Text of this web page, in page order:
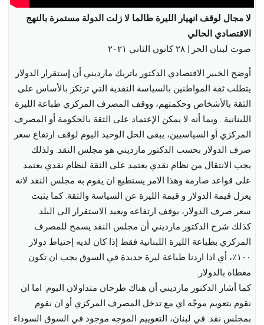
لا مجال لوقف انهيار الليرة طالما لا زلت الدولة مستمرة بالنهج
الاقتصادي الحالي
صوت لبنان الحر | ٢٨ كانون الثاني ٢٠٢١
أوضح الخبير الاقتصادي الدكتور باتريك مارديني أن إستقرار الدولار
يتطلب ثقة المواطنين بالسياسة النقدية التي ترتكز بالأساس على
الثقة بالأشخاص وحكمتهم، ووقف المصرف المركزي طباعة الليرة
اللبنانية . وبما أنه لا يمكن الإعتماد على الثقة بالحكومة أو المصرف
المركزي أو السياسيين، يبقى الحل الوحيد اليوم لوقف ارتفاع سعر
صرف الدولار بحسب الدكتور مارديني هو مجلس النقد. ولذلك
يجب الانتقال من نظام نقدي يعتمد على الثقة لنظام نقدي يعتمد
على قواعد صارمة وهذا الامر يستطيع ان يقوم به مجلس النقد لانه
يعزل قيمة الدولار و قيمة الليرة عن السياسة والثقة. كما يثبت
سعر صرف الدولار، يوقف ارتفاعه ويعيد الاستقرار الى البلد.
كذلك شرح الدكتور مارديني أن مجلس النقد يسمح للمصرف
المركزي بطباعة الليرة اللبنانية فقط إذا كان لديه إحتياط دولار
١٠٠٪، أي اذا اردنا طباعة ليرة جديدة في السوق يجب ان تكون
مغطاة بالدولار.
كما أشار الدكتور مارديني أن هناك طرحان متداولان اليوم: اما ان
نقوم بتعويم موجّه اي مع تدخل المصرف المركزي أو ان نقوم
بمجلس نقد. في لبنان، التعوييم الموجه موجود في السوق السوداء